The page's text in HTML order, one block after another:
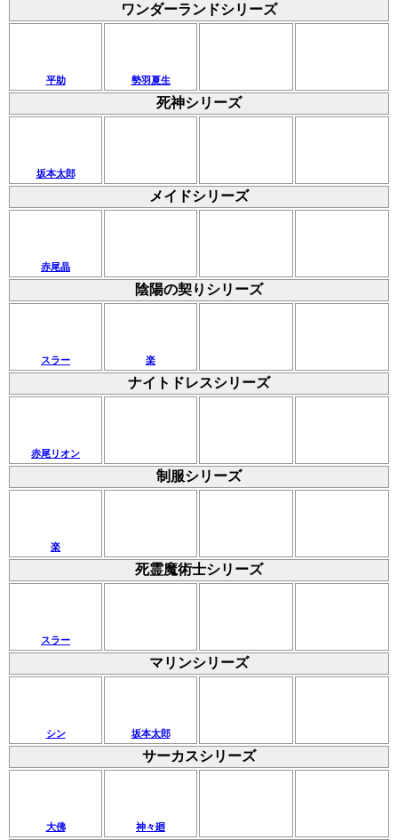
ワンダーランドシリーズ
平助 勢羽夏生
死神シリーズ
坂本太郎
メイドシリーズ
赤尾晶
陰陽の契りシリーズ
スラー 楽
ナイトドレスシリーズ
赤尾リオン
制服シリーズ
楽
死霊魔術士シリーズ
スラー
マリンシリーズ
シン 坂本太郎
サーカスシリーズ
大佛 神々廻